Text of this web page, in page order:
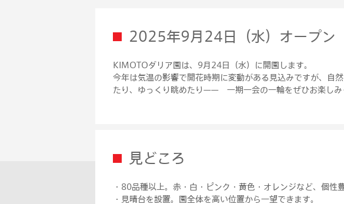
2025年9月24日（水）オープン
KIMOTOダリア園は、9月24日（水）に開園します。
今年は気温の影響で開花時期に変動がある見込みですが、自
たり、ゆっくり眺めたり—— 一期一会の一輪をぜひお楽しみ
見どころ
・80品種以上。赤・白・ピンク・黄色・オレンジなど、個性
・見晴台を設置。園全体を高い位置から一望できます。